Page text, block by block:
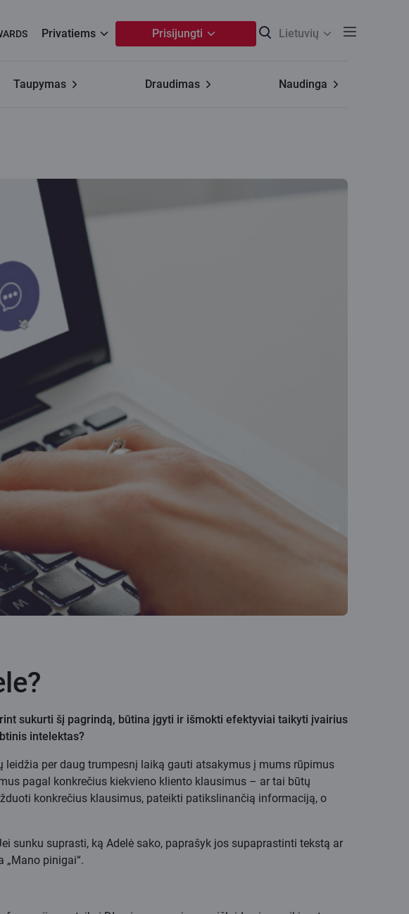
Privatiems Prisijungti Lietuvių
Taupymas Draudimas Naudinga
sukurti šį pagrindą, būtina įgyti ir išmokti efektyviai taikyti įvairius
intelektas?
per daug trumpesnį laiką gauti atsakymus į mums rūpimus
pagal konkrečius kiekvieno kliento klausimus – ar tai būtų
konkrečius klausimus, pateikti patikslinančią informaciją, o
sunku suprasti, ką Adelė sako, paprašyk jos supaprastinti tekstą ar
„Mano pinigai“.